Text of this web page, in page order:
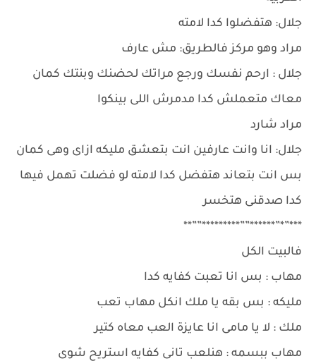
جلال: هتفضلوا كدا لامته
مراد وهو مركز فالطريق: مش عارف
جلال : ارحم نفسك ورجع مراتك لحضنك وبنتك كمان
معاك متعملش كدا مدمرش اللى بينكوا
مراد شارد
جلال: انا وانت عارفين انت بتعشق مليكه ازاى وهى كمان
بس انت بتعاند هتفضل كدا لامته لو فضلت تهمل فيها
كدا صدقنى هتخسر
***”*”******””*********””**
فالبيت الكل
مهاب : بس انا تعبت كفايه كدا
مليكه : بس بقه يا ملك انكل مهاب تعب
ملك : لا يا مامى انا عايزة العب معاه كتير
مهاب ببسمه : هنلعب تانى كفايه استريح شوى